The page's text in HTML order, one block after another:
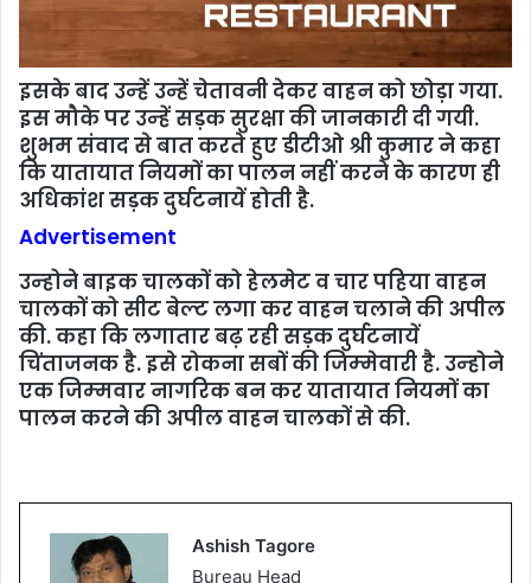
इसके बाद उन्‍हें उन्हें चेतावनी देकर वाहन को छोड़ा गया.
इस मौके पर उन्‍हें सड़क सुरक्षा की जानकारी दी गयी.
शुभम संवाद से बात करते हुए डीटीओ श्री कुमार ने कहा
कि यातायात नियमों का पालन नहीं करने के कारण ही
अधिकांश सड़क दुर्घटनायें होती है.
Advertisement
उन्‍होने बाइक चालकों को हेलमेट व चार पहिया वाहन
चालकों को सीट बेल्‍ट लगा कर वाहन चलाने की अपील
की. कहा कि लगातार बढ़ रही सड़क दुर्घटनायें
चिंताजनक है. इसे रोकना सबों की जिम्‍मेवारी है. उन्‍होने
एक जिम्‍मवार नागरिक बन कर यातायात नियमों का
पालन करने की अपील वाहन चालकों से की.
Ashish Tagore
Bureau Head